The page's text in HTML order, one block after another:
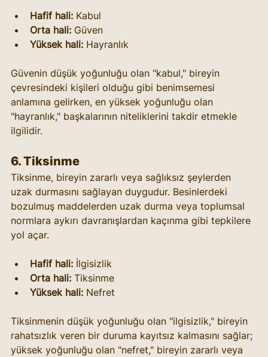
Hafif hali: Kabul
Orta hali: Güven
Yüksek hali: Hayranlık
Güvenin düşük yoğunluğu olan "kabul," bireyin
çevresindeki kişileri olduğu gibi benimsemesi
anlamına gelirken, en yüksek yoğunluğu olan
"hayranlık," başkalarının niteliklerini takdir etmekle
ilgilidir.
6. Tiksinme
Tiksinme, bireyin zararlı veya sağlıksız şeylerden
uzak durmasını sağlayan duygudur. Besinlerdeki
bozulmuş maddelerden uzak durma veya toplumsal
normlara aykırı davranışlardan kaçınma gibi tepkilere
yol açar.
Hafif hali: İlgisizlik
Orta hali: Tiksinme
Yüksek hali: Nefret
Tiksinmenin düşük yoğunluğu olan "ilgisizlik," bireyin
rahatsızlık veren bir duruma kayıtsız kalmasını sağlar;
yüksek yoğunluğu olan "nefret," bireyin zararlı veya